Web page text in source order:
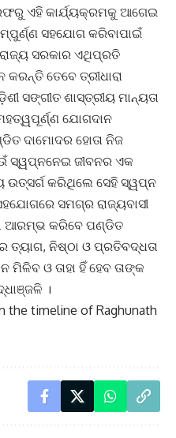
ଏହି କାର୍ଯ୍ୟକ୍ରମକୁ ଆଗେଇ
ସହଯୋଗ କରିବାପାଇଁ
ସରକାର ଏଥିପ୍ରତି
ତେବେ ତ୍ରୀଧାରା
ସଙ୍ଗୀତ ଶାସ୍ତ୍ରୀୟ ମାନ୍ୟତା
ଯୋଗଦାନ
ଦାମୋଦର ହୋତା ନିଜ
ସ୍ୱପ୍ନନେଇ ଜୀବନର ଏକ
ଉତ୍ସର୍ଗ କରିଥିଲେ ସେହି ସ୍ୱପ୍ନ
ସମଗ୍ର ରାଜ୍ୟବାସୀ
ଆରମ୍ଭ କରିବେ ପଣ୍ଡିତ
ତ୍ୟାଗ, ନିଷ୍ଠା ଓ ପ୍ରତିବଦ୍ଧତା
ଓ ତାହା ହିଁ ହେବ ତାଙ୍କ
।
the timeline of Raghunath